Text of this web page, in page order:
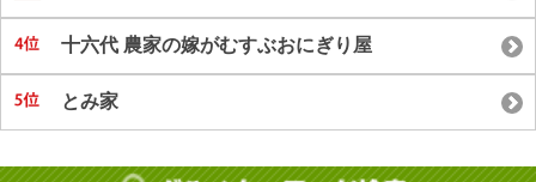
十六代 農家の嫁がむすぶおにぎり屋
とみ家